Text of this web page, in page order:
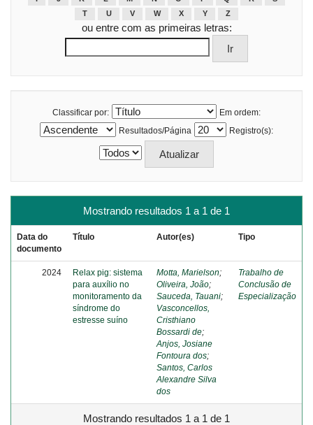
T
U V W X Y Z
ou entre com as primeiras letras:
Classificar por:
Em ordem:
Resultados/Página
Registro(s):
Mostrando resultados 1 a 1 de 1
Data do
documento
Título Autor(es) Tipo
2024
Relax pig: sistema
para auxílio no
monitoramento da
síndrome do
estresse suíno
Motta, Marielson;
Oliveira, João;
Sauceda, Tauani;
Vasconcellos,
Cristhiano
Bossardi de;
Anjos, Josiane
Fontoura dos;
Santos, Carlos
Alexandre Silva
dos
Trabalho de
Conclusão de
Especialização
Mostrando resultados 1 a 1 de 1